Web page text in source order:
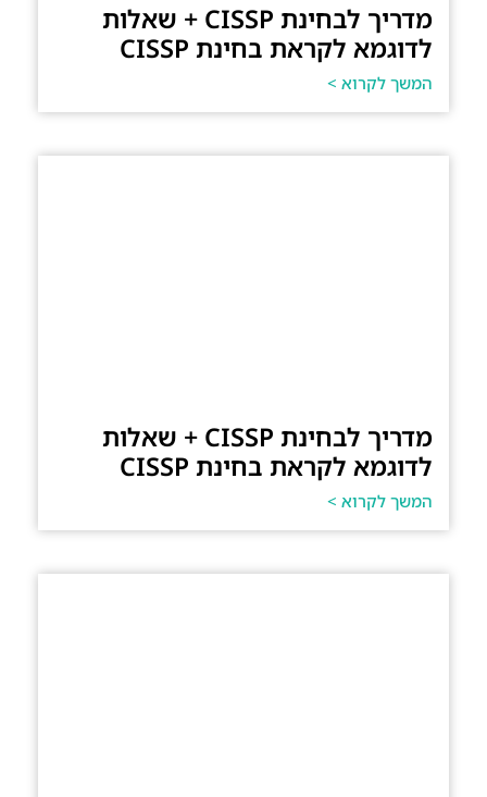
מדריך לבחינת CISSP + שאלות
לדוגמא לקראת בחינת CISSP
המשך לקרוא >
מדריך לבחינת CISSP + שאלות
לדוגמא לקראת בחינת CISSP
המשך לקרוא >